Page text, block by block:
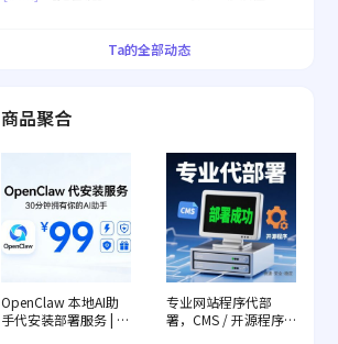
Ta的全部动态
商品聚合
OpenClaw 本地AI助
手代安装部署服务 | 远
专业网站程序代部
署，CMS / 开源程序